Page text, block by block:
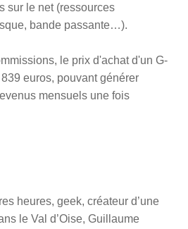
sur le net (ressources
bande passante…).
le prix d'achat d'un G-
euros, pouvant générer
mensuels une fois
heures, geek, créateur d’une
le Val d’Oise, Guillaume